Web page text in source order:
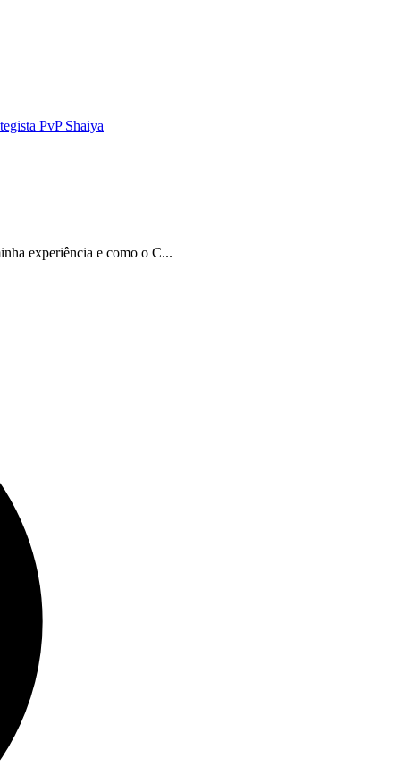
PvP Shaiya
experiência e como o C...